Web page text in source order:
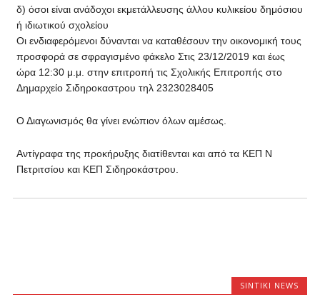
δ) όσοι είναι ανάδοχοι εκμετάλλευσης άλλου κυλικείου δημόσιου
ή ιδιωτικού σχολείου
Οι ενδιαφερόμενοι δύνανται να καταθέσουν την οικονομική τους
προσφορά σε σφραγισμένο φάκελο Στις 23/12/2019 και έως
ώρα 12:30 μ.μ. στην επιτροπή τις Σχολικής Επιτροπής στο
Δημαρχείο Σιδηροκαστρου τηλ 2323028405
Ο Διαγωνισμός θα γίνει ενώπιον όλων αμέσως.
Αντίγραφα της προκήρυξης διατίθενται και από τα ΚΕΠ Ν
Πετριτσίου και ΚΕΠ Σιδηροκάστρου.
SINTIKI NEWS